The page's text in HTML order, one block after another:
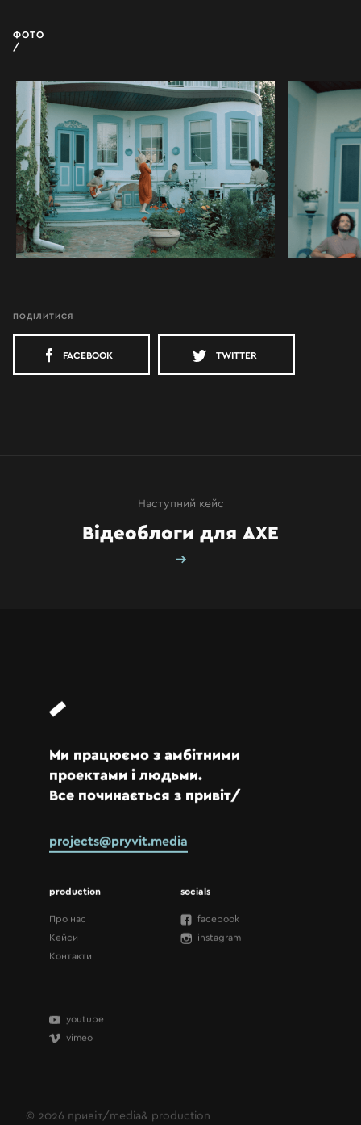
ФОТО
ПОДІЛИТИСЯ
FACEBOOK TWITTER
Наступний кейс
Відеоблоги для AXE
© 2026 привіт/media& production
Ми працюємо з амбітними
проектами і людьми.
Все починається з привіт/
projects@pryvit.media
production
Про нас
Кейси
Контакти
socials
facebook
instagram
youtube
vimeo